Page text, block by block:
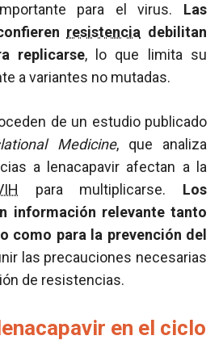
para el virus. Las
resistencia debilitan
replicarse, lo que limita su
a variantes no mutadas.
de un estudio publicado
Medicine, que analiza
a lenacapavir afectan a la
para multiplicarse. Los
información relevante tanto
como para la prevención del
las precauciones necesarias
de resistencias.
en el ciclo